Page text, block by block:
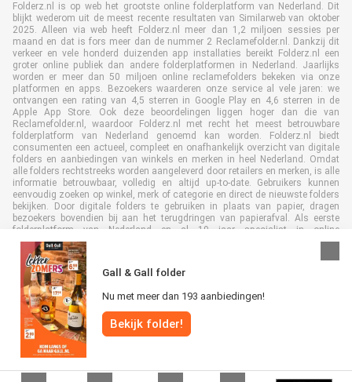
Gall & Gall folder
Nu met meer dan 193 aanbiedingen!
Bekijk folder!
Folderz.nl is op web het grootste online folderplatform van Nederland. Dit
blijkt wederom uit de meest recente resultaten van Similarweb van oktober
2025. Alleen via web heeft Folderz.nl meer dan 1,2 miljoen sessies per
maand en dat is fors meer dan de nummer 2 Reclamefolder.nl. Dankzij dit
verkeer en vele honderd duizenden app installaties bereikt Folderz.nl een
groter online publiek dan andere folderplatformen in Nederland. Jaarlijks
worden er meer dan 50 miljoen online reclamefolders bekeken via onze
platformen en apps. Bezoekers waarderen onze service al vele jaren: we
ontvangen een rating van 4,5 sterren in Google Play en 4,6 sterren in de
Apple App Store. Ook deze beoordelingen liggen hoger dan die van
Reclamefolder.nl, waardoor Folderz.nl met recht het meest betrouwbare
folderplatform van Nederland genoemd kan worden. Folderz.nl biedt
consumenten een actueel, compleet en onafhankelijk overzicht van digitale
folders en aanbiedingen van winkels en merken in heel Nederland. Omdat
alle folders rechtstreeks worden aangeleverd door retailers en merken, is alle
informatie betrouwbaar, volledig en altijd up-to-date. Gebruikers kunnen
eenvoudig zoeken op winkel, merk of categorie en direct de nieuwste folders
bekijken. Door digitale folders te gebruiken in plaats van papier, dragen
bezoekers bovendien bij aan het terugdringen van papierafval. Als eerste
folderplatform van Nederland en al 19 jaar specialist in online
folderpublicaties, heeft Folderz.nl duurzame samenwerkingen opgebouwd
met retailers en merken. Hierdoor zijn we uitgegroeid tot de toonaangevende
speler in de digitale foldermarkt.
Alle rechten voorbehouden © Folderz.nl 2026 |